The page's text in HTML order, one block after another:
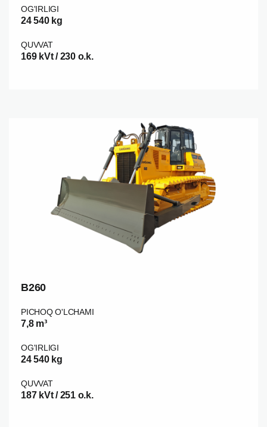
OG'IRLIGI
24 540 kg
QUVVAT
169 kVt / 230 o.k.
B260
PICHOQ O'LCHAMI
7,8 m³
OG'IRLIGI
24 540 kg
QUVVAT
187 kVt / 251 o.k.